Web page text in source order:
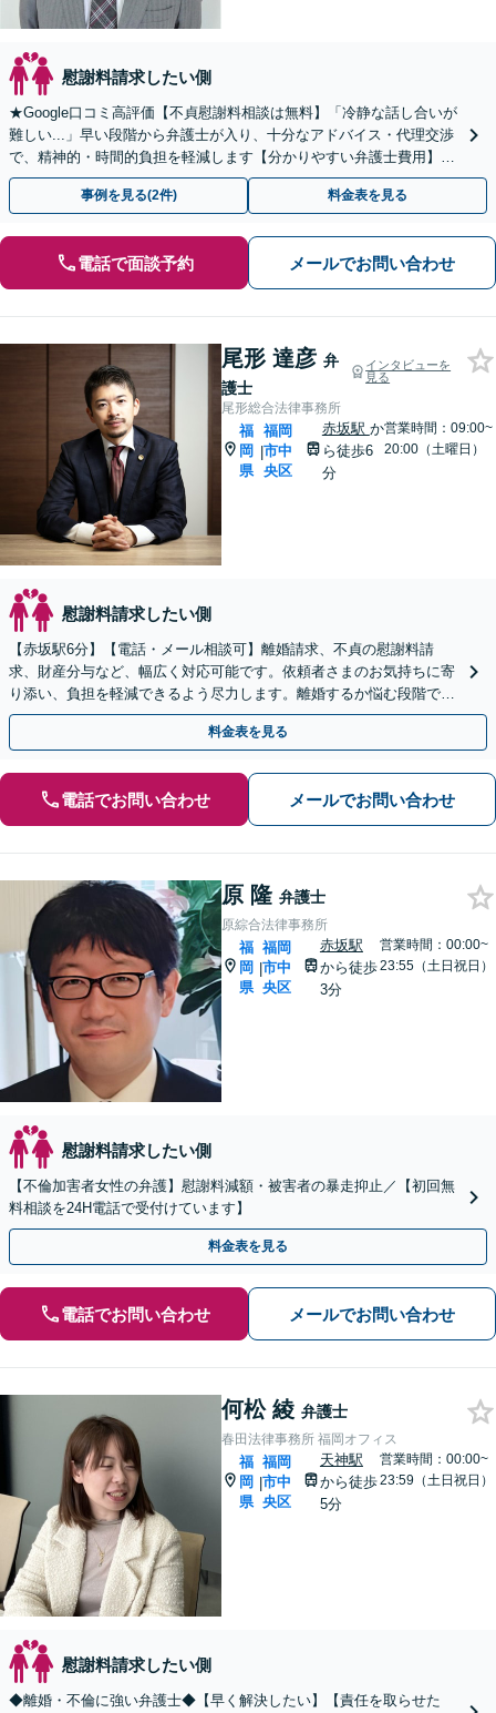
慰謝料請求したい側
★Google口コミ高評価【不貞慰謝料相談は無料】「冷静な話し合いが
難しい...」早い段階から弁護士が入り、十分なアドバイス・代理交渉
で、精神的・時間的負担を軽減します【分かりやすい弁護士費用】
【経験と資料に基づく丁寧なご説明】納得を大切に
事例を見る(2件) 料金表を見る
電話で面談予約 メールでお問い合わせ
尾形 達彦 弁
護士
インタビューを
見る
尾形総合法律事務所
福
岡
県
|
福岡
市中
央区
赤坂駅 か
ら徒歩6
分
営業時間：09:00~
20:00（土曜日）
慰謝料請求したい側
【赤坂駅6分】【電話・メール相談可】離婚請求、不貞の慰謝料請
求、財産分与など、幅広く対応可能です。依頼者さまのお気持ちに寄
り添い、負担を軽減できるよう尽力します。離婚するか悩む段階でも
ご相談ください。【休日・夜間面談可】
料金表を見る
電話でお問い合わせ メールでお問い合わせ
原 隆 弁護士
原綜合法律事務所
福
岡
県
|
福岡
市中
央区
赤坂駅
から徒歩
3分
営業時間：00:00~
23:55（土日祝日）
慰謝料請求したい側
【不倫加害者女性の弁護】慰謝料減額・被害者の暴走抑止／【初回無
料相談を24H電話で受付けています】
料金表を見る
電話でお問い合わせ メールでお問い合わせ
何松 綾 弁護士
春田法律事務所 福岡オフィス
福
岡
県
|
福岡
市中
央区
天神駅
から徒歩
5分
営業時間：00:00~
23:59（土日祝日）
慰謝料請求したい側
◆離婚・不倫に強い弁護士◆【早く解決したい】【責任を取らせた